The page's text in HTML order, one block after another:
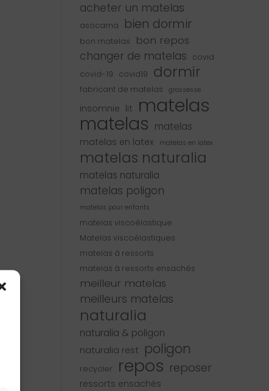
acheter un matelas
asocama bien dormir
bon matelas
bon repos
changer de matelas
covid
covid-19
covid19 dormir
fabricant de matelas grossesse
insomnie lit matelas
matelas matelas
matelas en latex matelas en latex
matelas naturalia
matelas naturalia
matelas poligon
matelas pour enfants
matelas viscoélastique
Matelas viscoélastiques
matelas à ressorts
matelas à ressorts ensachés
meilleur matelas
meilleurs matelas
naturalia
naturalia & poligon
naturalia rest poligon
recycler repos reposer
ressorts ensachés